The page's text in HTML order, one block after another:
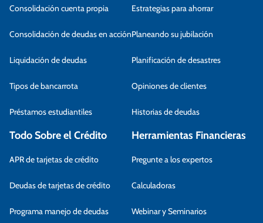
Consolidación cuenta propia
Consolidación de deudas en acción
Liquidación de deudas
Tipos de bancarrota
Préstamos estudiantiles
Estrategias para ahorrar
Planeando su jubilación
Planificación de desastres
Opiniones de clientes
Historias de deudas
Todo Sobre el Crédito
APR de tarjetas de crédito
Deudas de tarjetas de crédito
Programa manejo de deudas
Herramientas Financieras
Pregunte a los expertos
Calculadoras
Webinar y Seminarios